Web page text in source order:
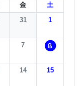
金
土
31 1
7 8
14 15